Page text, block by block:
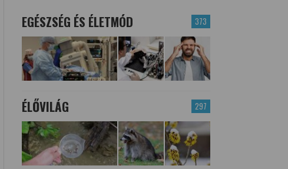
373
EGÉSZSÉG ÉS ÉLETMÓD
297
ÉLŐVILÁG